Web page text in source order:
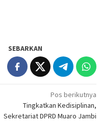
SEBARKAN
Pos berikutnya
Tingkatkan Kedisiplinan,
Sekretariat DPRD Muaro Jambi